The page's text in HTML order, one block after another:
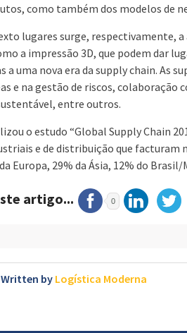
como também dos modelos de
lugares surge, respectivamente,
a impressão 3D, que podem dar
a uma nova era da supply chain. As
e na gestão de riscos, colaboração
entre outros.
o estudo “Global Supply Chain
e de distribuição que facturam
Europa, 29% da Ásia, 12% do Brasil/
artigo... 0
Written by Logística Moderna